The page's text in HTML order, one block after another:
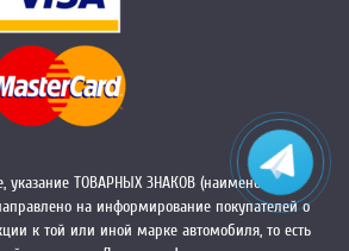
ТОВАРНЫХ ЗНАКОВ (наименований
на информирование покупателей о
к той или иной марке автомобиля, то есть